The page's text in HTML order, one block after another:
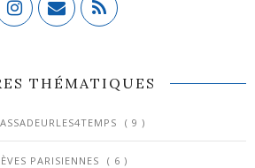
THÉMATIQUES
( 9 )
PARISIENNES ( 6 )